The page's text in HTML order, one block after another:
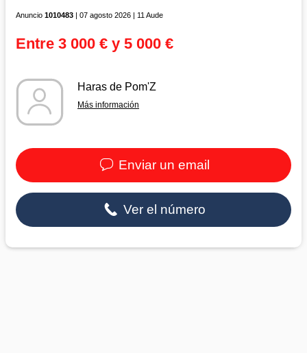
Anuncio 1010483 | 07 agosto 2026 | 11 Aude
Entre 3 000 € y 5 000 €
Haras de Pom'Z
Más información
Enviar un email
Ver el número